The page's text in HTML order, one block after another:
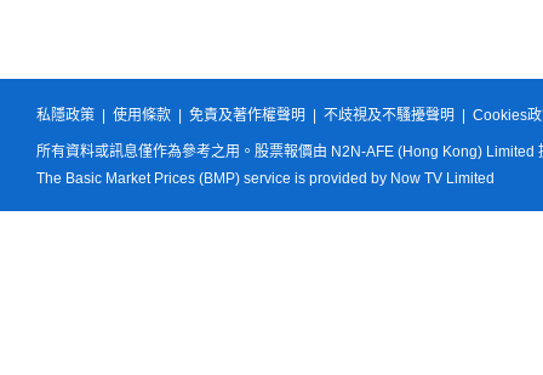
私隱政策 使用條款 免責及著作權聲明 不歧視及不騷擾聲明 Cookies
所有資料或訊息僅作為參考之用。股票報價由 N2N-AFE (Hong Kong) Limited
The Basic Market Prices (BMP) service is provided by Now TV Limited